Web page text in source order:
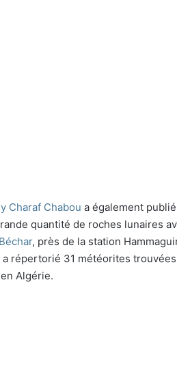
Charaf Chabou a également
quantité de roches lunaires
Béchar, près de la station
répertorié 31 météorites trouvées
Algérie.